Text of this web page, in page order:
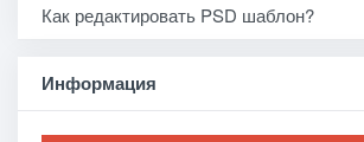
Как редактировать PSD шаблон?
Информация